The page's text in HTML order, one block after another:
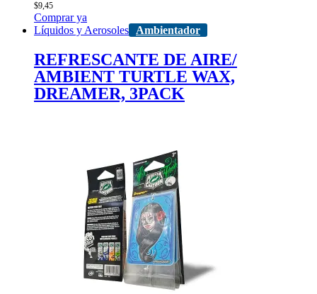
$9,45
Comprar ya
Líquidos y Aerosoles
Ambientador
REFRESCANTE DE AIRE/
AMBIENT TURTLE WAX,
DREAMER, 3PACK